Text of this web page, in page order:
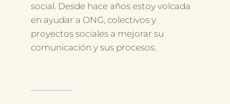
social. Desde hace años estoy volcada
en ayudar a ONG, colectivos y
proyectos sociales a mejorar su
comunicación y sus procesos.